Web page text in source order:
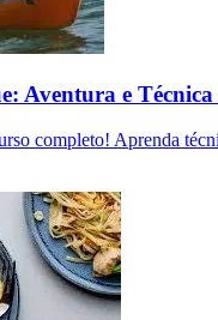
Aventura e Técnica
completo! Aprenda